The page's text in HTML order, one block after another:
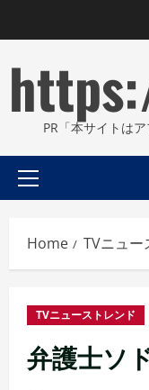
to
PR「本サイトは
Primary
Home TVニュー
TVニューストレンド
弁護士ソ